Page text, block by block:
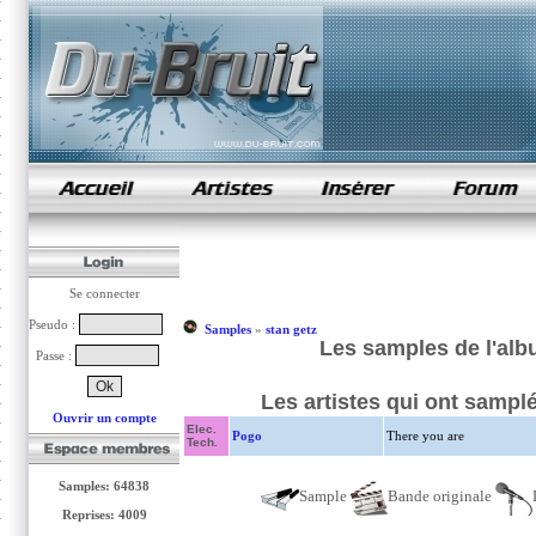
samples de rap
Se connecter
Pseudo :
Passe :
Ouvrir un compte
Samples: 64838
Reprises: 4009
Samples» stan getz
Les samples de
Les artistes qui ont
Elec.
Tech.
Pogo There you are
Sample Bande originale